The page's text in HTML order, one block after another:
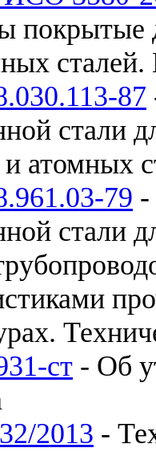
покрытые
сталей.
87
стали
атомных
79 -
стали
ст - Об
2013 -